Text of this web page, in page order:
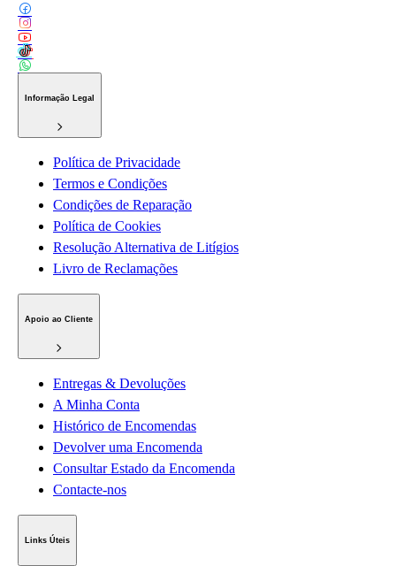
Informação Legal
Política de Privacidade
Termos e Condições
Condições de Reparação
Política de Cookies
Resolução Alternativa de Litígios
Livro de Reclamações
Apoio ao Cliente
Entregas & Devoluções
A Minha Conta
Histórico de Encomendas
Devolver uma Encomenda
Consultar Estado da Encomenda
Contacte-nos
Links Úteis